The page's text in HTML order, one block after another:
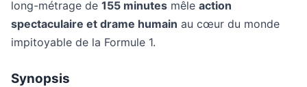
long-métrage de 155 minutes mêle action
spectaculaire et drame humain au cœur du monde
impitoyable de la Formule 1.
Synopsis